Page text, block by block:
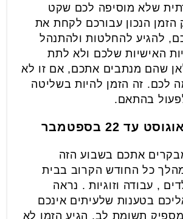
שלא מוסיפה לכם שקט
הזמן הנכון עבורכם לקחת את
להגיע להחלטות ולהתנהל
האישיות שלכם ולא לתת
שהם מנתבים אתכם, אם זו לא
לכם. זה הזמן להיות בשליטה
בהתאם.
אתכם בשבוע הזה
כל החודש הקרוב בבית
, עבודה וזוגיות . נראה
בטענות שלעיתים אינכם
תשומת לב. הגיע הזמן לא